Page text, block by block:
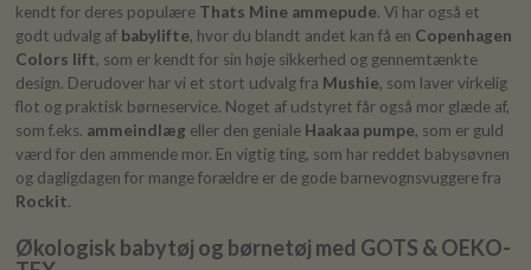
kendt for deres populære Thats Mine ammepude. Vi har også et
godt udvalg af babylifte, hvor du blandt andet kan få en Copenhagen
Colors lift, som er kendt for sin høje sikkerhed og gennemtænkte
design. Derudover har vi et stort udvalg fra Mushie, som laver virkelig
flot og praktisk børneservice. Noget af udstyret får også mor glæde af,
som f.eks. ammeindlæg eller den geniale Haakaa pumpe, som er guld
værd for den ammende mor. En vigtig ting, som har reddet babysøvnen
og dagligdagen for mange forældre er de gode barnevognsvuggere fra
Rockit.
Økologisk babytøj og børnetøj med GOTS & OEKO-